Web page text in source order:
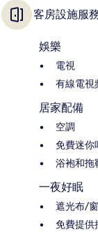
客房設施服
娛樂
電視
有線電視
居家配備
空調
免費迷你
浴袍和拖
一夜好眠
遮光布/
免費提供